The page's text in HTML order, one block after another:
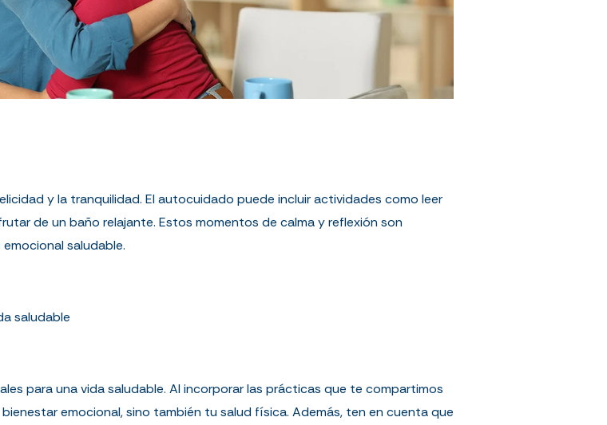
y la tranquilidad. El autocuidado puede incluir actividades como leer
de un baño relajante. Estos momentos de calma y reflexión son
saludable.
saludable
para una vida saludable. Al incorporar las prácticas que te compartimos
emocional, sino también tu salud física. Además, ten en cuenta que